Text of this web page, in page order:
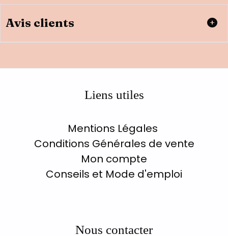
Avis clients
Liens utiles
Mentions Légales
Conditions Générales de vente
Mon compte
Conseils et Mode d'emploi
Nous contacter